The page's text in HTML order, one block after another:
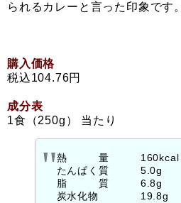
られるカレーと言った印象です。
購入価格
税込104.76円
成分表
1食（250g） 当たり
熱 量 160kcal
たんぱく質 5.0g
脂 質 6.8g
炭水化物 19.8g